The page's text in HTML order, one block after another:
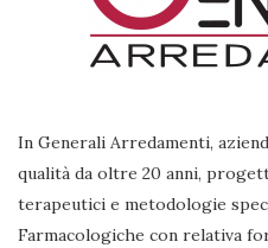
In Generali Arredamenti,
qualità da oltre 20 anni,
terapeutici e metodologie
Farmacologiche con relativa